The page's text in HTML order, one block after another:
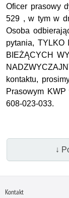
Oficer prasowy
529 , w tym w
Osoba
pytania, TYLKO
BIEŻĄCYCH
kontaktu,
Prasowym KWP
608-023-033.
↓
Kontakt